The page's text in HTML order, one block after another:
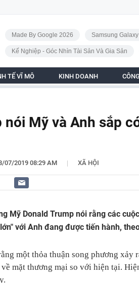
Made By Google 2026 Samsung
Kế Nghiệp - Góc Nhìn Tài Sản Và Gia Sản
TẾ VĨ MÔ KINH DOANH
nói Mỹ và Anh sắp
07/2019 08:29 AM | XÃ HỘI
Mỹ Donald Trump nói rằng các
với Anh đang được tiến hành,
một thỏa thuận song phương xảy
về mặt thương mại so với hiện tại.